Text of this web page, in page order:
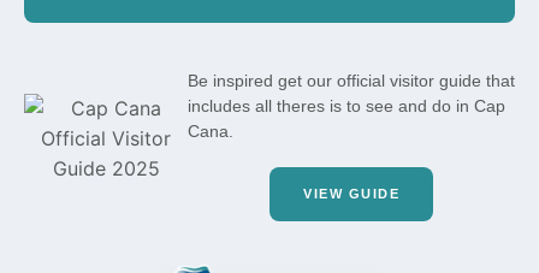
Be inspired get our official visitor guide that
includes all theres is to see and do in Cap
Cana.
VIEW GUIDE